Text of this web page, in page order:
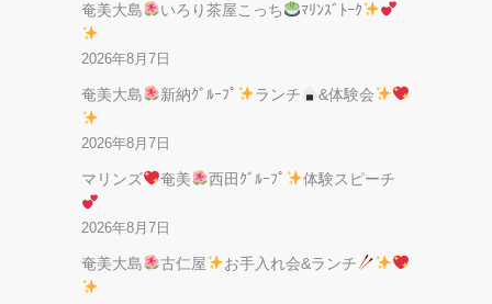
奄美大島 いろり茶屋こっち ﾏﾘﾝｽﾞﾄｰｸ
2026年8月7日
奄美大島 新納ｸﾞﾙｰﾌﾟ ランチ &体験会
2026年8月7日
マリンズ 奄美 西田ｸﾞﾙｰﾌﾟ 体験スピーチ
2026年8月7日
奄美大島 古仁屋 お手入れ会&ランチ